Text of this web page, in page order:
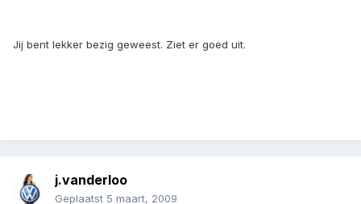
Jij bent lekker bezig geweest. Ziet er goed uit.
j.vanderloo
Geplaatst 5 maart, 2009